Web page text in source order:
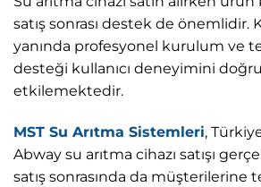
satış sonrası destek de önemlidir.
yanında profesyonel kurulum ve
desteği kullanıcı deneyimini
etkilemektedir.
MST Su Arıtma Sistemleri,
Abway su arıtma cihazı satışı
satış sonrasında da müşterilerine